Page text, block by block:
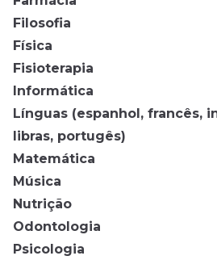
Filosofia
Física
Fisioterapia
Informática
Línguas (espanhol, francês,
libras, portugês)
Matemática
Música
Nutrição
Odontologia
Psicologia